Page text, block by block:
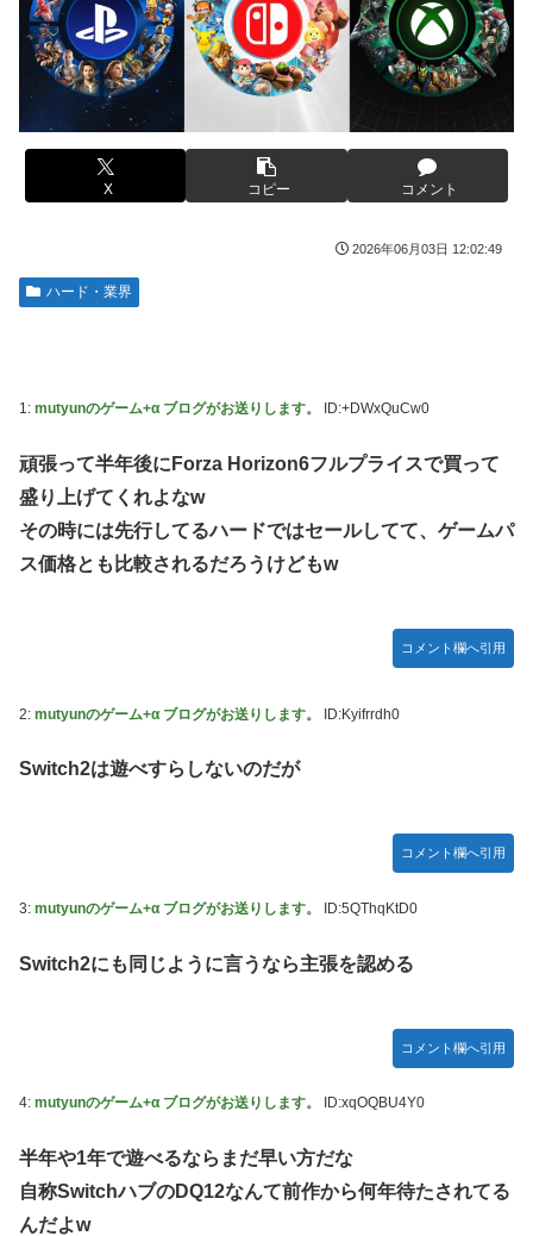
【画像】台湾とフランス、地震発生から6時間以内に設置し
た「避難所」がこちらｗｗｗｗ
【悲報】息子がみいちゃんのママ、限界を迎える「もう無
理。普通の家庭を築きたい。普通の子育てをしたい。」
【悲報】エアコン業者、正論「エアコンスプレーなんて使わ
ない方がいい」ﾄﾞﾝｯ！
【艦これ】 なんか今回はE5は甲で当然みたいな流れあるよ
ね
【動画】手術中に熊本地震直撃やばすぎる
江別大学生暴行ﾀﾋ″主犯格″の川口侑斗被告に「無期懲役」の
判決→当時17歳少年に「懲役30年」の判決
ントになってる……」と衝撃を受ける人が続出中
シャウエッセン公式、またこういうのでいい丼をポスト
【艦これ】E3-4のラスダンは航空優勢は取るの？取らない
【悲報】元ジャンポケ斉藤の被害女性「事件で知名度を上げ
りを感じた」
【ウマ娘】海外トレによるライトハローさんとの最高の夜
【画像】70年代の漫画、あまりにも時代を先取りしすぎてい
【動画】地震発生時の熊本総合病院の手術室の様子が(((ﾟ
【艦これ】これがラ級ちゃんの水着modeか・・・！
クの方が格上だったｗｗｗ
【ウマ娘】セイちゃんの攻撃力を見よ！！！
【悲報】「HUNTER×HUNTER」のビヨンド=ネテロさん、
女性「レイプされました」検事「嘘では？」女性「傷ついた
ので訴えます」
【艦これ】イベントぼちぼち終わらせてる人増えてるけど、
終わったらみんな何してる？
【艦これ】けーかいじん 他
が正式決定 鎌田大地とチームメイトに
日向坂OGの最新ランジェリー、もうエグいだろ・・・(画像
どーん)
富士登山ツアー中に64歳男性死亡 8合目付近で意識失う
る
秋田県職員さん、会見をバスローブ＆喫煙スタイルで対応し
てしまい大炎上ｗ
【衝撃】ジャンポケ斉藤の被害女性「バウムクーヘン売った
海外「全部日本の真似だったのか…」 日本の普通のテレビ
【動画】ロシア軍のドローンをネット発射装置で撃墜するウ
首相官邸、高市首相の熊本訪問の感動BGM付きムービーを
X コピー コメント
2026年06月03日 12:02:49
ハード・業界
1: mutyunのゲーム+α ブログがお送りします。 ID:+DWxQuCw0
頑張って半年後にForza Horizon6フルプライスで買って
盛り上げてくれよなw
その時には先行してるハードではセールしてて、ゲームパ
ス価格とも比較されるだろうけどもw
コメント欄へ引用
2: mutyunのゲーム+α ブログがお送りします。 ID:Kyifrrdh0
Switch2は遊べすらしないのだが
コメント欄へ引用
3: mutyunのゲーム+α ブログがお送りします。 ID:5QThqKtD0
Switch2にも同じように言うなら主張を認める
コメント欄へ引用
4: mutyunのゲーム+α ブログがお送りします。 ID:xqOQBU4Y0
半年や1年で遊べるならまだ早い方だな
自称SwitchハブのDQ12なんて前作から何年待たされてる
んだよw